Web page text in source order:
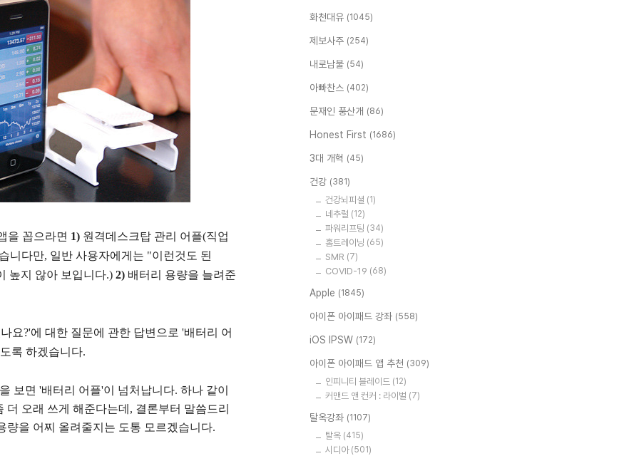
을 꼽으라면 1) 원격데스크탑 관리 어플(직업
니다만, 일반 사용자에게는 "이런것도 된
높지 않아 보입니다.) 2) 배터리 용량을 늘려준
요?'에 대한 질문에 관한 답변으로 '배터리 어
록 하겠습니다.
보면 '배터리 어플'이 넘처납니다. 하나 같이
오래 쓰게 해준다는데, 결론부터 말씀드리
량을 어찌 올려줄지는 도통 모르겠습니다.
화천대유 (1045)
제보사주 (254)
내로남불 (54)
아빠찬스 (402)
문재인 풍산개 (86)
Honest First (1686)
3대 개혁 (45)
건강 (381)
건강뇌피셜 (1)
네추럴 (12)
파워리프팅 (34)
홈트레이닝 (65)
SMR (7)
COVID-19 (68)
Apple (1845)
아이폰 아이패드 강좌 (558)
iOS IPSW (172)
아이폰 아이패드 앱 추천 (309)
인피니티 블레이드 (12)
커맨드 앤 컨커 : 라이벌 (7)
탈옥강좌 (1107)
탈옥 (415)
시디아 (501)